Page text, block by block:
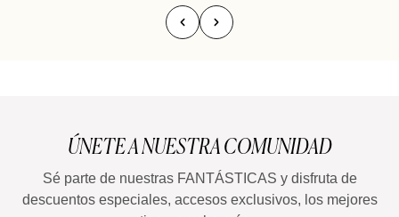
ÚNETE A NUESTRA COMUNIDAD
Sé parte de nuestras FANTÁSTICAS y disfruta de
descuentos especiales, accesos exclusivos, los mejores